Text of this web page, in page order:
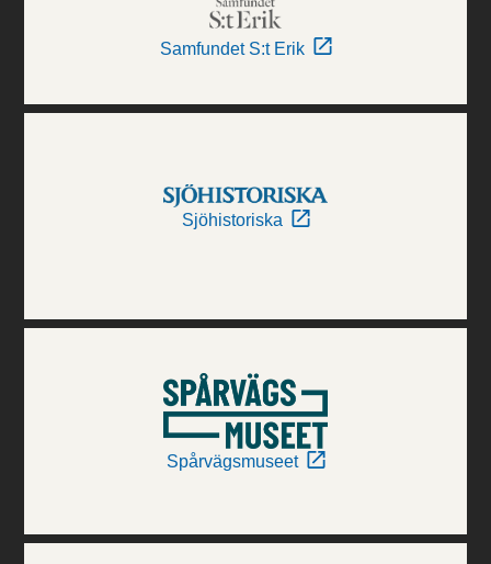
Samfundet S:t Erik
Sjöhistoriska
Spårvägsmuseet